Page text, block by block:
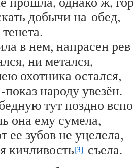
добычи на обед,
в нем, напрасен
ни метался,
охотника остался,
народу увезён.
тут поздно
она ему сумела,
ее зубов не уцелела,
кичливость[3] съела.